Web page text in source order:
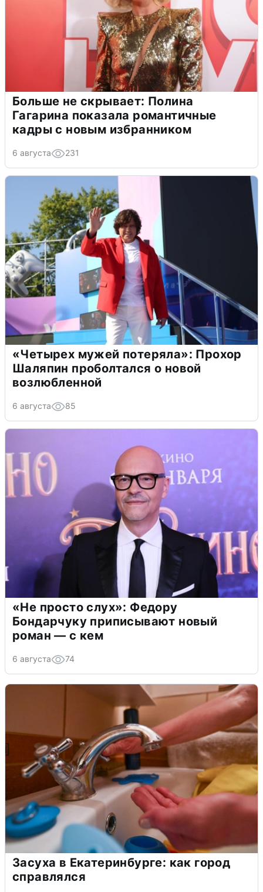
Больше не скрывает: Полина
Гагарина показала романтичные
кадры с новым избранником
6 августа 231
«Четырех мужей потеряла»: Прохор
Шаляпин проболтался о новой
возлюбленной
6 августа 85
«Не просто слух»: Федору
Бондарчуку приписывают новый
роман — с кем
6 августа 74
Засуха в Екатеринбурге: как город
справлялся